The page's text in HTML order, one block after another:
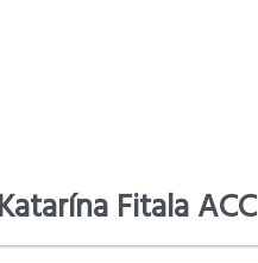
Fitala ACC